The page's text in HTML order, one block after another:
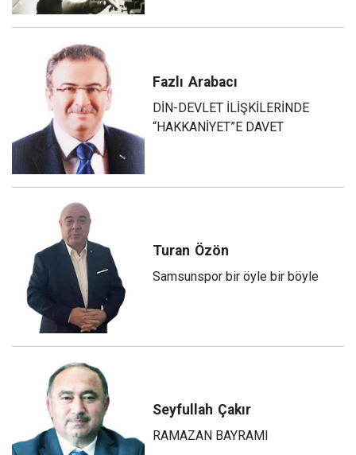
Fazlı Arabacı
DİN-DEVLET İLİŞKİLERİNDE
“HAKKANİYET”E DAVET
Turan Özön
Samsunspor bir öyle bir böyle
Seyfullah Çakır
RAMAZAN BAYRAMI